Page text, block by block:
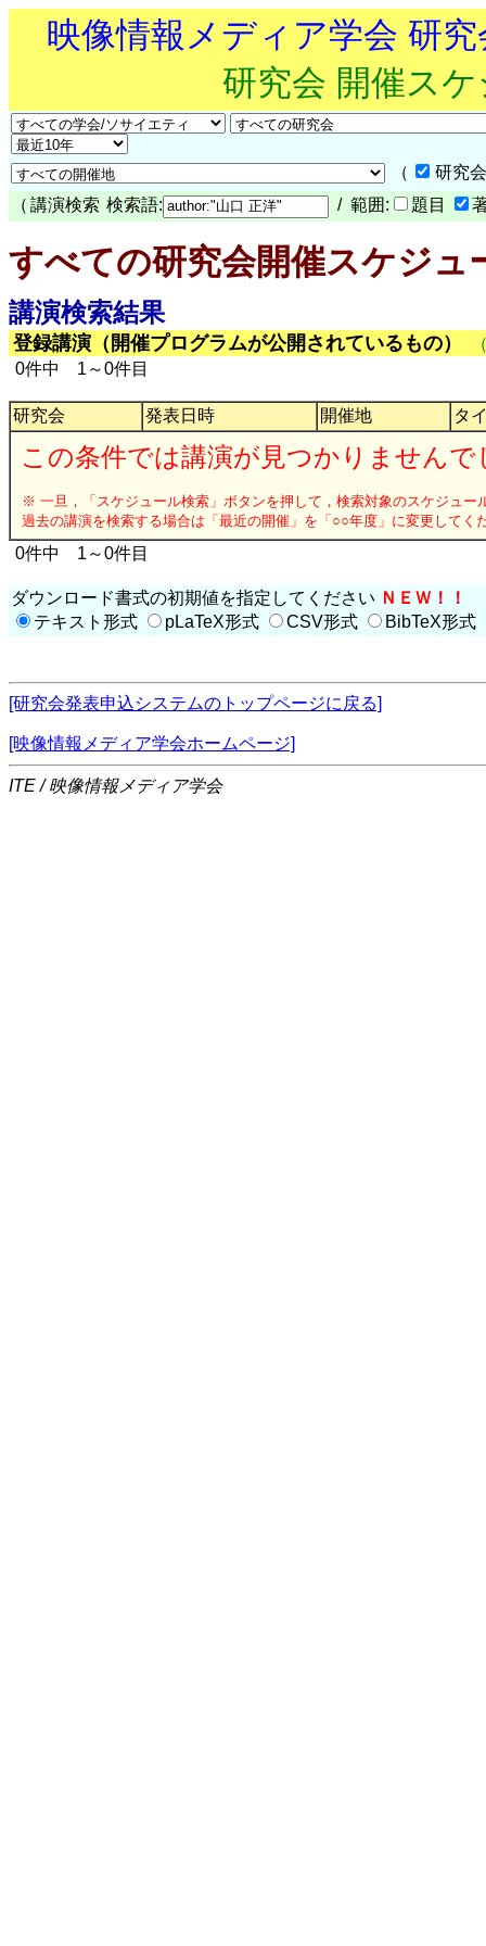
映像情報メディア学会 研
研究会 開催ス
（
研究
（ 講演検索 検索語: / 範囲: 題目
すべての研究会開催スケジュ
講演検索結果
登録講演（開催プログラムが公開されているもの）
0件中 1～0件目
研究会 発表日時 開催地 タ
この条件では講演が見つかりませんで
※ 一旦，「スケジュール検索」ボタンを押して，検索対象のスケジュー
過去の講演を検索する場合は「最近の開催」を「○○年度」に変更してく
0件中 1～0件目
ダウンロード書式の初期値を指定してください ＮＥＷ！！
テキスト形式
pLaTeX形式 CSV形式 BibTeX形式
[研究会発表申込システムのトップページに戻る]
[映像情報メディア学会ホームページ]
ITE / 映像情報メディア学会